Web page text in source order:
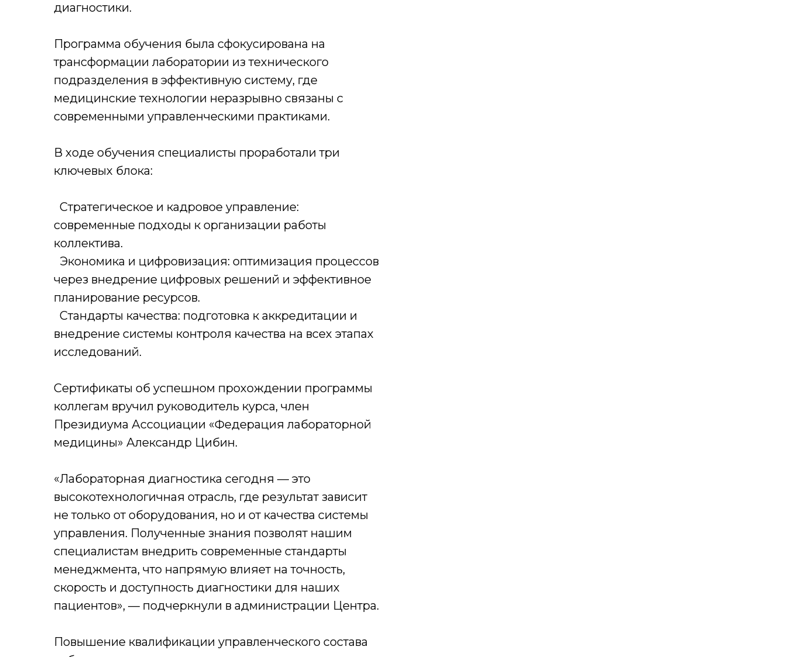
диагностики.
Программа обучения была сфокусирована на
трансформации лаборатории из технического
подразделения в эффективную систему, где
медицинские технологии неразрывно связаны с
современными управленческими практиками.
В ходе обучения специалисты проработали три
ключевых блока:
Стратегическое и кадровое управление:
современные подходы к организации работы
коллектива.
Экономика и цифровизация: оптимизация процессов
через внедрение цифровых решений и эффективное
планирование ресурсов.
Стандарты качества: подготовка к аккредитации и
внедрение системы контроля качества на всех этапах
исследований.
Сертификаты об успешном прохождении программы
коллегам вручил руководитель курса, член
Президиума Ассоциации «Федерация лабораторной
медицины» Александр Цибин.
«Лабораторная диагностика сегодня — это
высокотехнологичная отрасль, где результат зависит
не только от оборудования, но и от качества системы
управления. Полученные знания позволят нашим
специалистам внедрить современные стандарты
менеджмента, что напрямую влияет на точность,
скорость и доступность диагностики для наших
пациентов», — подчеркнули в администрации Центра.
Повышение квалификации управленческого состава